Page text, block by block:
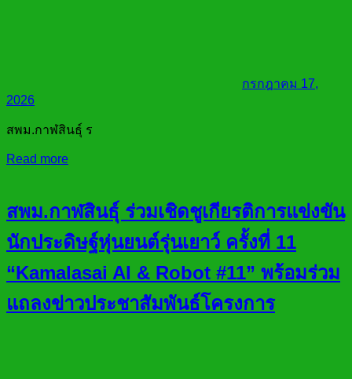
กรกฎาคม 17,
2026
สพม.กาฬสินธุ์ ร
Read more
สพม.กาฬสินธุ์ ร่วมเชิดชูเกียรติการแข่งขัน
นักประดิษฐ์หุ่นยนต์รุ่นเยาว์ ครั้งที่ 11
“Kamalasai AI & Robot #11” พร้อมร่วม
แถลงข่าวประชาสัมพันธ์โครงการ